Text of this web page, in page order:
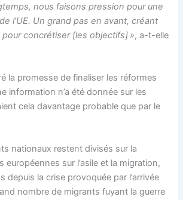
nous faisons pression pour une
l’UE. Un grand pas en avant, créant
concrétiser [les objectifs] », a-t-elle
la promesse de finaliser les réformes
information n’a été donnée sur les
cela davantage probable que par le
nationaux restent divisés sur la
européennes sur l’asile et la migration,
depuis la crise provoquée par l’arrivée
nombre de migrants fuyant la guerre